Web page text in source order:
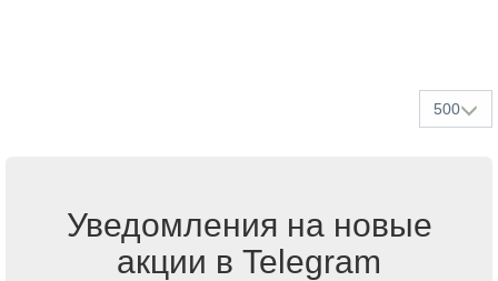
500
Уведомления на новые
акции в Telegram